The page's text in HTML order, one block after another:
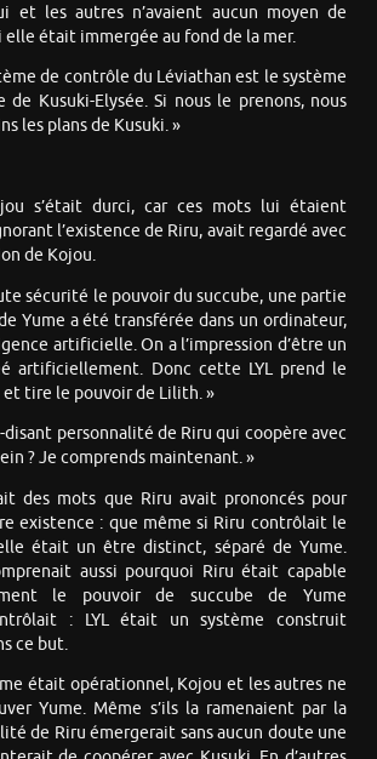
et les autres n’avaient aucun moyen de
elle était immergée au fond de la mer.
de contrôle du Léviathan est le système
de Kusuki-Elysée. Si nous le prenons, nous
les plans de Kusuki. »
s’était durci, car ces mots lui étaient
l’existence de Riru, avait regardé avec
de Kojou.
sécurité le pouvoir du succube, une partie
Yume a été transférée dans un ordinateur,
artificielle. On a l’impression d’être un
artificiellement. Donc cette LYL prend le
tire le pouvoir de Lilith. »
disant personnalité de Riru qui coopère avec
? Je comprends maintenant. »
des mots que Riru avait prononcés pour
existence : que même si Riru contrôlait le
était un être distinct, séparé de Yume.
aussi pourquoi Riru était capable
le pouvoir de succube de Yume
: LYL était un système construit
ce but.
était opérationnel, Kojou et les autres ne
Yume. Même s’ils la ramenaient par la
de Riru émergerait sans aucun doute une